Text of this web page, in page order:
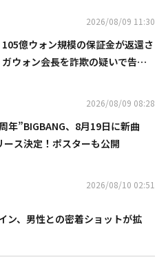
2026/08/09 11:30
億ウォン規模の保証金が返還さ
ウォン会長を詐欺の疑いで告訴
2026/08/09 08:28
年”BIGBANG、8月19日に新曲
ース決定！ポスターも公開
2026/08/10 02:51
ン、男性との密着ショットが拡